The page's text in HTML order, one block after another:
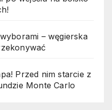
– węgierska
Przed nim starcie z
Monte Carlo